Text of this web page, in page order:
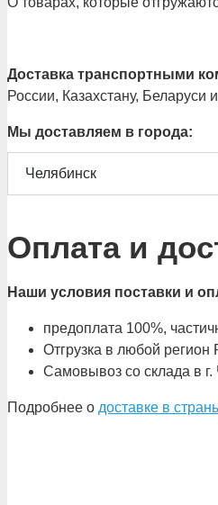
Доставка транспортными
России, Казахстану,
Мы доставляем в города:
Оплата и
Наши условия поставки и
предоплата 100%,
Отгрузка в любой
Самовывоз со склада в г.
Подробнее о доставке в